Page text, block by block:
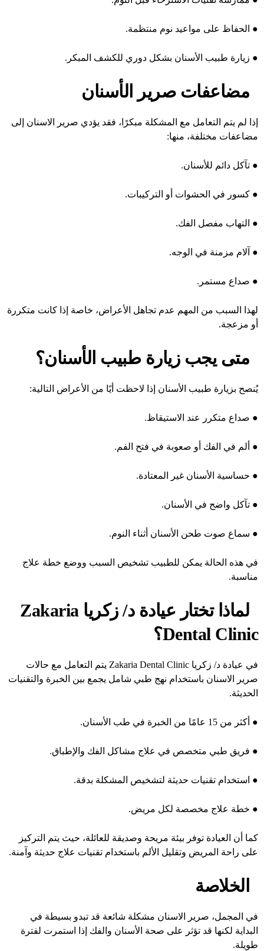
● الحفاظ على مواعيد نوم منتظمة.
● زيارة طبيب الأسنان بشكل دوري للكشف المبكر.
مضاعفات صرير الأسنان
إذا لم يتم التعامل مع المشكلة مبكرًا، فقد يؤدي صرير الاسنان إلى
مضاعفات مختلفة، منها:
● تآكل دائم للأسنان.
● كسور في الحشوات أو التركيبات.
● التهاب مفصل الفك.
● آلام مزمنة في الوجه.
● صداع مستمر.
لهذا السبب من المهم عدم تجاهل الأعراض، خاصة إذا كانت متكررة
أو مزعجة.
متى يجب زيارة طبيب الأسنان؟
يُنصح بزيارة طبيب الأسنان إذا لاحظت أيًا من الأعراض التالية:
● صداع متكرر عند الاستيقاظ.
● ألم في الفك أو صعوبة في فتح الفم.
● حساسية الأسنان غير المعتادة.
● تآكل واضح في الأسنان.
● سماع صوت طحن الأسنان أثناء النوم.
في هذه الحالة يمكن للطبيب تشخيص السبب ووضع خطة علاج
مناسبة.
لماذا تختار عيادة د/ زكريا Zakaria
Dental Clinic؟
في عيادة د/ زكريا Zakaria Dental Clinic
يتم التعامل مع حالات
صرير الاسنان باستخدام نهج طبي شامل يجمع بين الخبرة والتقنيات
الحديثة.
● أكثر من 15 عامًا من الخبرة في طب الأسنان.
● فريق طبي متخصص في علاج مشاكل الفك والإطباق.
● استخدام تقنيات حديثة لتشخيص المشكلة بدقة.
● خطة علاج مخصصة لكل مريض.
كما أن العيادة توفر بيئة مريحة وصديقة للعائلة، حيث يتم التركيز
على راحة المريض وتقليل الألم باستخدام تقنيات علاج حديثة وآمنة.
الخلاصة
في المجمل، صرير الاسنان مشكلة شائعة قد تبدو بسيطة في
البداية لكنها قد تؤثر على صحة الأسنان والفك إذا استمرت لفترة
طويلة.